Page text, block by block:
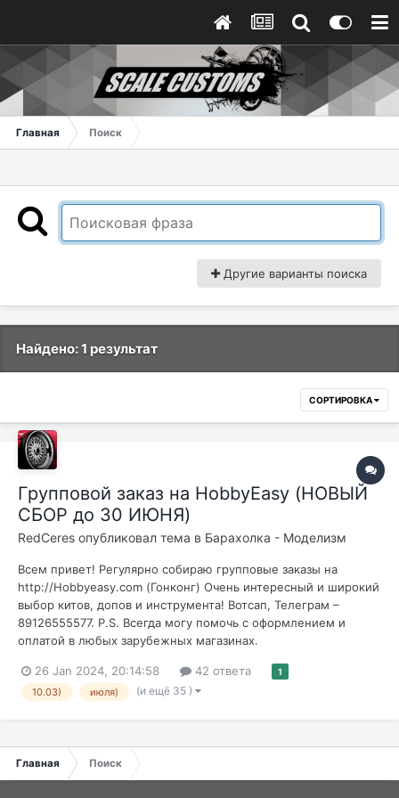
Главная Поиск
Другие варианты поиска
Найдено: 1 результат
СОРТИРОВКА
Групповой заказ на HobbyEasy (НОВЫЙ
СБОР до 30 ИЮНЯ)
RedCeres опубликовал тема в Барахолка - Моделизм
Всем привет! Регулярно собираю групповые заказы на
http://Hobbyeasy.com (Гонконг) Очень интересный и широкий
выбор китов, допов и инструмента! Вотсап, Телеграм –
89126555577. P.S. Всегда могу помочь с оформлением и
оплатой в любых зарубежных магазинах.
26 Jan 2024, 20:14:58 42 ответа 1
10.03) июля) (и ещё 35 )
Главная Поиск